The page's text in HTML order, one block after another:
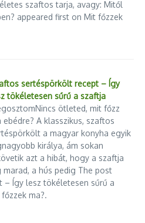
szaftos tarja, avagy: Mitől
appeared first on Mit főzzek
sertéspörkölt recept – Így
tökéletesen sűrű a szaftja
ötleted, mit főzz
ebédre? A klasszikus, szaftos
a magyar konyha egyik
királya, ám sokan
azt a hibát, hogy a szaftja
marad, a hús pedig The post
Így lesz tökéletesen sűrű a
ma?.